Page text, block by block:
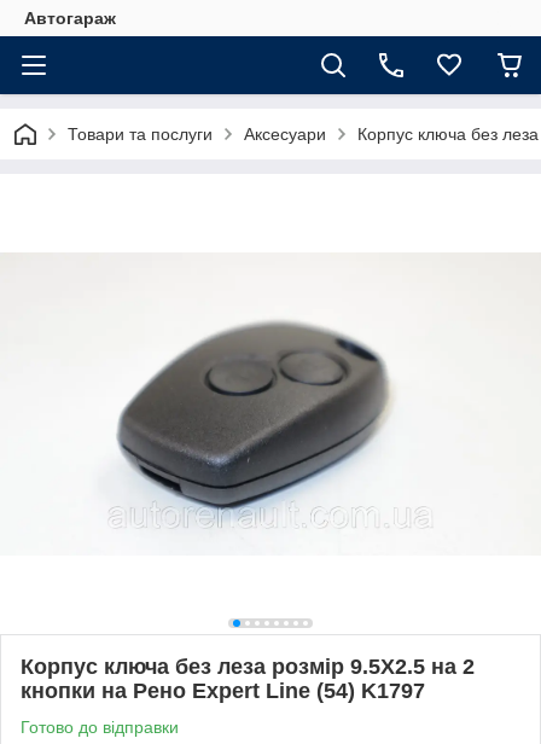
Автогараж
Товари та послуги Аксесуари Корпус ключа без
Корпус ключа без леза розмір 9.5X2.5 на 2
кнопки на Рено Expert Line (54) K1797
Готово до відправки